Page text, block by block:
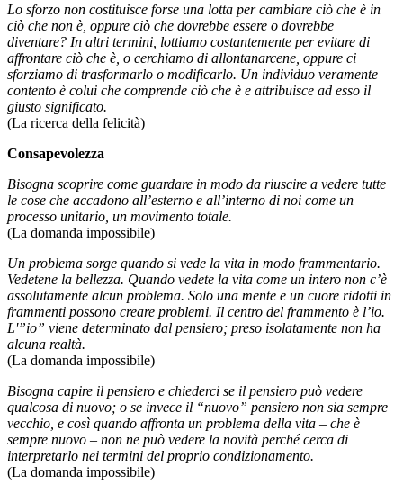
Lo sforzo non costituisce forse una lotta per cambiare ciò che è in
ciò che non è, oppure ciò che dovrebbe essere o dovrebbe
diventare? In altri termini, lottiamo costantemente per evitare di
affrontare ciò che è, o cerchiamo di allontanarcene, oppure ci
sforziamo di trasformarlo o modificarlo. Un individuo veramente
contento è colui che comprende ciò che è e attribuisce ad esso il
giusto significato.
(La ricerca della felicità)
Consapevolezza
Bisogna scoprire come guardare in modo da riuscire a vedere tutte
le cose che accadono all’esterno e all’interno di noi come un
processo unitario, un movimento totale.
(La domanda impossibile)
Un problema sorge quando si vede la vita in modo frammentario.
Vedetene la bellezza. Quando vedete la vita come un intero non c’è
assolutamente alcun problema. Solo una mente e un cuore ridotti in
frammenti possono creare problemi. Il centro del frammento è l’io.
L'”io” viene determinato dal pensiero; preso isolatamente non ha
alcuna realtà.
(La domanda impossibile)
Bisogna capire il pensiero e chiederci se il pensiero può vedere
qualcosa di nuovo; o se invece il “nuovo” pensiero non sia sempre
vecchio, e così quando affronta un problema della vita – che è
sempre nuovo – non ne può vedere la novità perché cerca di
interpretarlo nei termini del proprio condizionamento.
(La domanda impossibile)